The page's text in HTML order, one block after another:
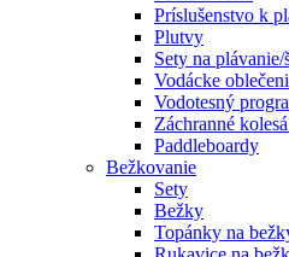
Príslušenstvo k
Plutvy
Sety na
Vodácke
Vodotesný
Záchranné
Paddleboardy
Bežkovanie
Sety
Bežky
Topánky na